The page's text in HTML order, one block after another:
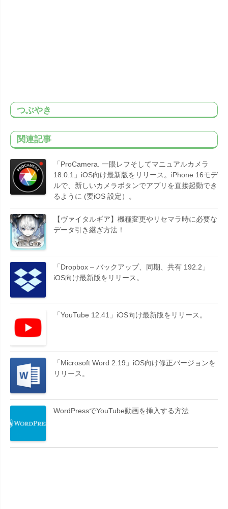
つぶやき
関連記事
「ProCamera. 一眼レフそしてマニュアルカメラ
18.0.1」iOS向け最新版をリリース。iPhone 16モデ
ルで、新しいカメラボタンでアプリを直接起動でき
るように (要iOS 設定）。
【ヴァイタルギア】機種変更やリセマラ時に必要な
データ引き継ぎ方法！
「Dropbox – バックアップ、同期、共有 192.2」
iOS向け最新版をリリース。
「YouTube 12.41」iOS向け最新版をリリース。
「Microsoft Word 2.19」iOS向け修正バージョンを
リリース。
WordPressでYouTube動画を挿入する方法